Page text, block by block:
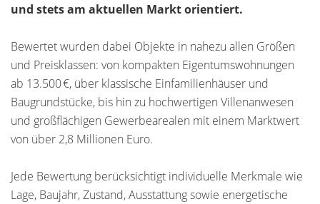
und stets am aktuellen Markt orientiert.
Bewertet wurden dabei Objekte in nahezu allen Größen
und Preisklassen: von kompakten Eigentumswohnungen
ab 13.500 €, über klassische Einfamilienhäuser und
Baugrundstücke, bis hin zu hochwertigen Villenanwesen
und großflächigen Gewerbearealen mit einem Marktwert
von über 2,8 Millionen Euro.
Jede Bewertung berücksichtigt individuelle Merkmale wie
Lage, Baujahr, Zustand, Ausstattung sowie energetische